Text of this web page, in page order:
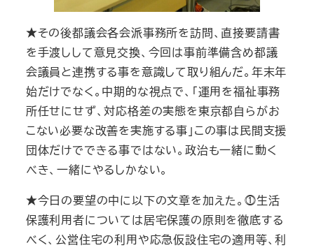
★その後都議会各会派事務所を訪問、直接要請書
を手渡しして意見交換、今回は事前準備含め都議
会議員と連携する事を意識して取り組んだ。年末年
始だけでなく。中期的な視点で、「運用を福祉事務
所任せにせず、対応格差の実態を東京都自らがお
こない必要な改善を実施する事」この事は民間支援
団体だけでできる事ではない。政治も一緒に動く
べき、一緒にやるしかない。
★今日の要望の中に以下の文章を加えた。⓵生活
保護利用者については居宅保護の原則を徹底する
べく、公営住宅の利用や応急仮設住宅の適用等、利